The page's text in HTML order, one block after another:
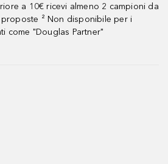
a 10€ ricevi almeno 2 campioni da
² Non disponibile per i
come "Douglas Partner"